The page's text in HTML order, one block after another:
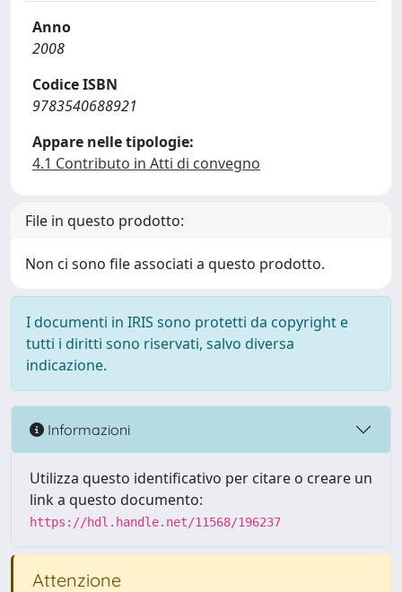
Anno
2008
Codice ISBN
9783540688921
Appare nelle tipologie:
4.1 Contributo in Atti di convegno
File in questo prodotto:
Non ci sono file associati a questo prodotto.
I documenti in IRIS sono protetti da copyright e
tutti i diritti sono riservati, salvo diversa
indicazione.
Informazioni
Utilizza questo identificativo per citare o creare un
link a questo documento:
https://hdl.handle.net/11568/196237
Attenzione